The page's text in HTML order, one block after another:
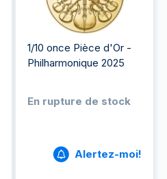
1/10 once Pièce d'Or -
Philharmonique 2025
En rupture de stock
Alertez-moi!